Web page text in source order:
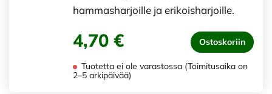
hammasharjoille ja erikoisharjoille.
4,70 € Ostoskoriin
Tuotetta ei ole varastossa (Toimitusaika on
2–5 arkipäivää)